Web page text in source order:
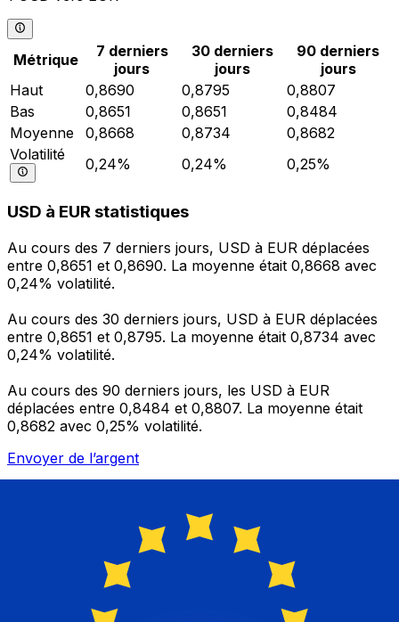
Métrique
7 derniers
jours
30 derniers
jours
90 derniers
jours
Haut
0,8690 0,8795
0,8807
Bas
0,8651 0,8651
0,8484
Moyenne
0,8668 0,8734
0,8682
Volatilité
0,24% 0,24% 0,25%
USD à EUR statistiques
Au cours des 7 derniers jours, USD à EUR déplacées
entre 0,8651 et 0,8690. La moyenne était 0,8668 avec
0,24% volatilité.
Au cours des 30 derniers jours, USD à EUR déplacées
entre 0,8651 et 0,8795. La moyenne était 0,8734 avec
0,24% volatilité.
Au cours des 90 derniers jours, les USD à EUR
déplacées entre 0,8484 et 0,8807. La moyenne était
0,8682 avec 0,25% volatilité.
Envoyer de l’argent
L'application Xe réunit toutes les fonctionnalités
nécessaires pour vos transferts d'argent internationaux
et la gestion de vos devises. Convertissez des devises,